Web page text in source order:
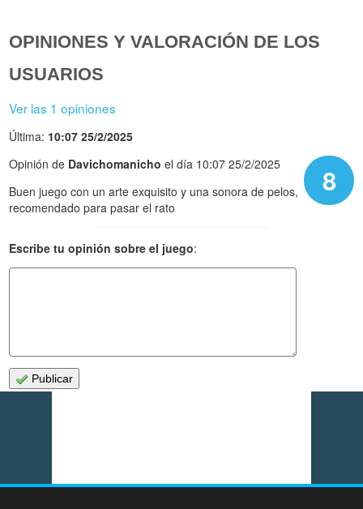
OPINIONES Y VALORACIÓN DE LOS
USUARIOS
Ver las 1 opiniones
Última: 10:07 25/2/2025
8
Opinión de Davichomanicho el día 10:07 25/2/2025
Buen juego con un arte exquisito y una sonora de pelos,
recomendado para pasar el rato
Escribe tu opinión sobre el juego:
Publicar